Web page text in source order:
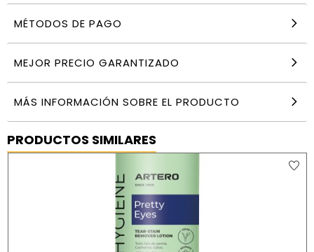
MÉTODOS DE PAGO
MEJOR PRECIO GARANTIZADO
MÁS INFORMACIÓN SOBRE EL PRODUCTO
PRODUCTOS SIMILARES